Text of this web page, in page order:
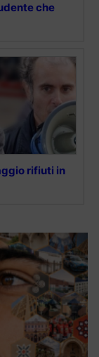
che
rifiuti in